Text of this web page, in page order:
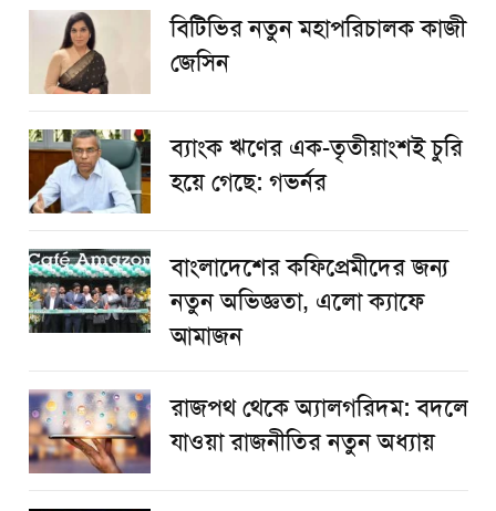
বিটিভির নতুন মহাপরিচালক কাজী
জেসিন
ব্যাংক ঋণের এক-তৃতীয়াংশই চুরি
হয়ে গেছে: গভর্নর
বাংলাদেশের কফিপ্রেমীদের জন্য
নতুন অভিজ্ঞতা, এলো ক্যাফে
আমাজন
রাজপথ থেকে অ্যালগরিদম: বদলে
যাওয়া রাজনীতির নতুন অধ্যায়